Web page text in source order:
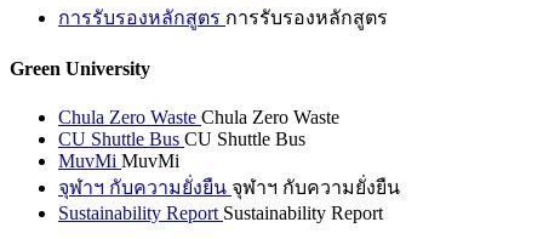
การรับรองหลักสูตร การรับรองหลักสูตร
Green University
Chula Zero Waste Chula Zero Waste
CU Shuttle Bus CU Shuttle Bus
MuvMi MuvMi
จุฬาฯ กับความยั่งยืน จุฬาฯ กับความยั่งยืน
Sustainability Report Sustainability Report